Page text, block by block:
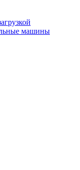
машины